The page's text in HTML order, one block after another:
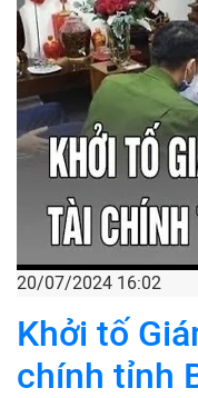
20/07/2024 16:02
Khởi tố
chính tỉnh